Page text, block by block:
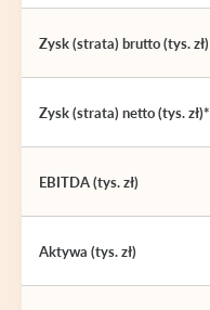
Zysk (strata) brutto (tys. zł)
Zysk (strata) netto (tys. zł)*
EBITDA (tys. zł)
Aktywa (tys. zł)